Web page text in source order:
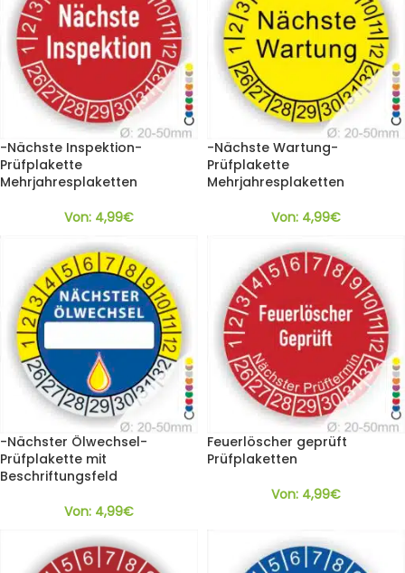
-Nächste Inspektion-
Prüfplakette
Mehrjahresplaketten
Von: 4,99€
-Nächste Wartung-
Prüfplakette
Mehrjahresplaketten
Von: 4,99€
-Nächster Ölwechsel-
Prüfplakette mit
Beschriftungsfeld
Von: 4,99€
Feuerlöscher geprüft
Prüfplaketten
Von: 4,99€